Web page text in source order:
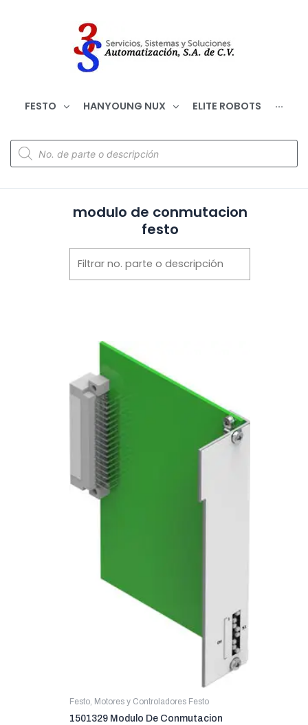
FESTO HANYOUNG NUX ELITE ROBOTS ···
modulo de conmutacion
festo
Festo, Motores y Controladores Festo
1501329 Modulo De Conmutacion